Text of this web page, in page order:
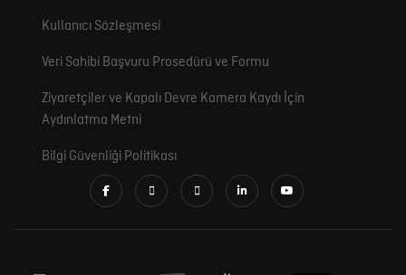
Kullanıcı Sözleşmesi
Veri Sahibi Başvuru Prosedürü ve Formu
Ziyaretçiler ve Kapalı Devre Kamera Kaydı İçin
Aydınlatma Metni
Bilgi Güvenliği Politikası